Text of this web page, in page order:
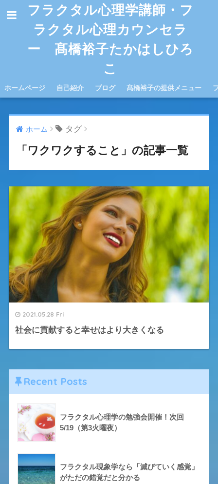
フラクタル心理学講師・フ
ラクタル心理カウンセラ
ー 髙橋裕子たかはしひろ
こ
ホームページ 自己紹介 ブログ 髙橋裕子の提供メニュー
ホーム タグ
「ワクワクすること」の記事一覧
2021.05.28 Fri
社会に貢献すると幸せはより大きくなる
Recent Posts
フラクタル心理学の勉強会開催！次回
5/19（第3火曜夜）
フラクタル現象学なら「滅びていく感覚」
がただの錯覚だと分かる